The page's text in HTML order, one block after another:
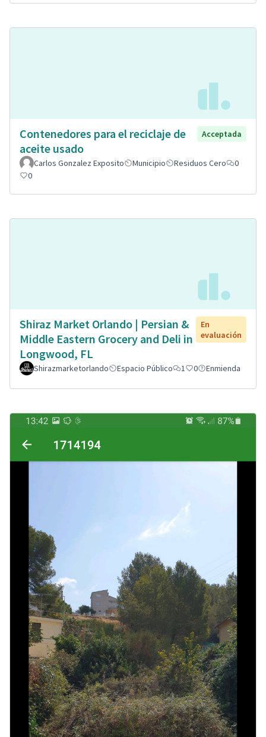
Contenedores para el reciclaje de
aceite usado
Acceptada
Carlos Gonzalez Exposito Municipio Residuos Cero
0
0
Shiraz Market Orlando | Persian &
Middle Eastern Grocery and Deli in
Longwood, FL
En
evaluación
Shirazmarketorlando Espacio Público 1 0 Enmienda